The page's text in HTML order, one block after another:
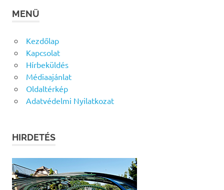
MENÜ
Kezdőlap
Kapcsolat
Hírbeküldés
Médiaajánlat
Oldaltérkép
Adatvédelmi Nyilatkozat
HIRDETÉS